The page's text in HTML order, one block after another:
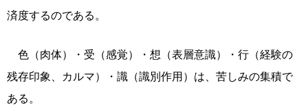
済度するのである。
色（肉体）・受（感覚）・想（表層意識）・行（経験の
残存印象、カルマ）・識（識別作用）は、苦しみの集積で
ある。